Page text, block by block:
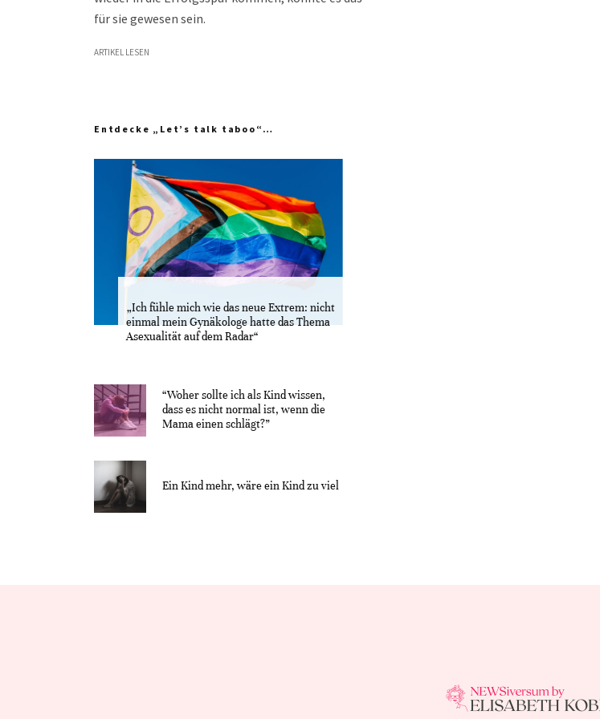
für sie gewesen sein.
ARTIKEL LESEN
Entdecke „Let’s talk taboo“…
„Ich fühle mich wie das neue Extrem: nicht
einmal mein Gynäkologe hatte das Thema
Asexualität auf dem Radar“
“Woher sollte ich als Kind wissen,
dass es nicht normal ist, wenn die
Mama einen schlägt?”
Ein Kind mehr, wäre ein Kind zu viel